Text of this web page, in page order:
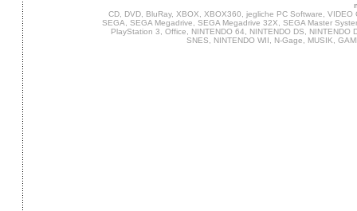
CD, DVD, BluRay, XBOX, XBOX360, jegliche PC Software,
SEGA, SEGA Megadrive, SEGA Megadrive 32X, SEGA Master
PlayStation 3, Office, NINTENDO 64, NINTENDO DS,
SNES, NINTENDO WII, N-Gage, MUSIK,